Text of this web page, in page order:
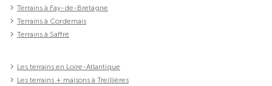
Terrains à Fay-de-Bretagne
Terrains à Cordemais
Terrains à Saffré
Les terrains en Loire-Atlantique
Les terrains + maisons à Treillières